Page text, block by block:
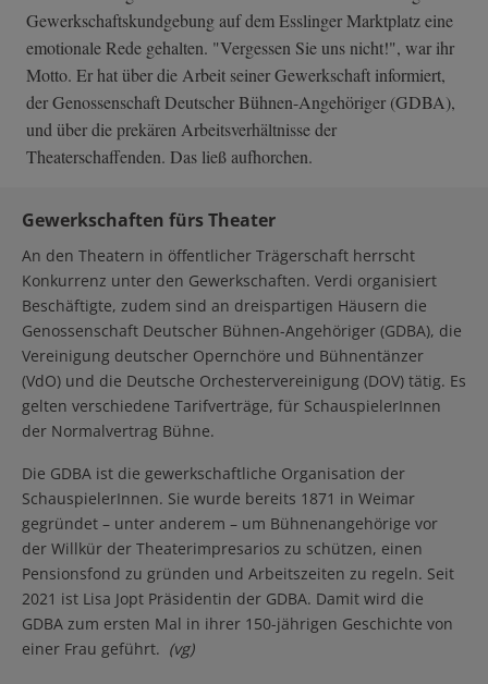
Gewerkschaftskundgebung auf dem Esslinger Marktplatz eine
emotionale Rede gehalten. "Vergessen Sie uns nicht!", war ihr
Motto. Er hat über die Arbeit seiner Gewerkschaft informiert,
der Genossenschaft Deutscher Bühnen-Angehöriger (GDBA),
und über die prekären Arbeitsverhältnisse der
Theaterschaffenden. Das ließ aufhorchen.
Gewerkschaften fürs Theater
An den Theatern in öffentlicher Trägerschaft herrscht
Konkurrenz unter den Gewerkschaften. Verdi organisiert
Beschäftigte, zudem sind an dreispartigen Häusern die
Genossenschaft Deutscher Bühnen-Angehöriger (GDBA), die
Vereinigung deutscher Opernchöre und Bühnentänzer
(VdO) und die Deutsche Orchestervereinigung (DOV) tätig. Es
gelten verschiedene Tarifverträge, für SchauspielerInnen
der Normalvertrag Bühne.
Die GDBA ist die gewerkschaftliche Organisation der
SchauspielerInnen. Sie wurde bereits 1871 in Weimar
gegründet – unter anderem – um Bühnenangehörige vor
der Willkür der Theaterimpresarios zu schützen, einen
Pensionsfond zu gründen und Arbeitszeiten zu regeln. Seit
2021 ist Lisa Jopt Präsidentin der GDBA. Damit wird die
GDBA zum ersten Mal in ihrer 150-jährigen Geschichte von
einer Frau geführt. (vg)